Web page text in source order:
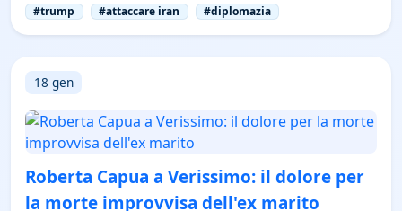
#trump #attaccare iran #diplomazia
18 gen
Roberta Capua a Verissimo: il dolore per
la morte improvvisa dell'ex marito